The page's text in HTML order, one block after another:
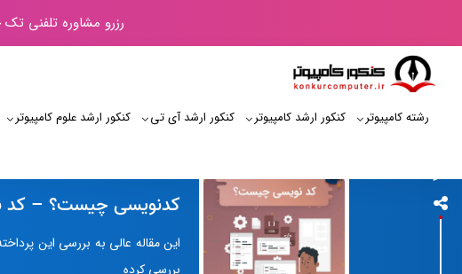
رزرو مشاوره تلفنی
رشته کامپیوتر کنکور ارشد کامپیوتر کنکور ارشد آی‌ تی کنکور ارشد علوم کامپیوتر
کدنویسی چیست؟ – کد
این مقاله عالی به بررسی این
بررسی کرده